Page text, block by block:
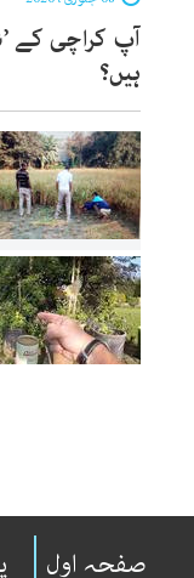
آپ کراچی کے
ہیں؟
صفحہ اول